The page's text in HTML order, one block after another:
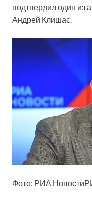
подтвердил один из
Андрей Клишас.
Фото: РИА